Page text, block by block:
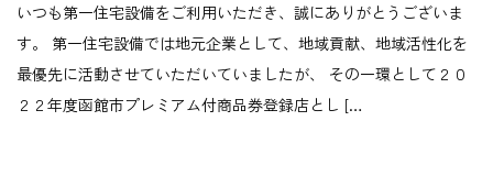
いつも第一住宅設備をご利用いただき、誠にありがとうございま
す。 第一住宅設備では地元企業として、地域貢献、地域活性化を
最優先に活動させていただいていましたが、 その一環として２０
２２年度函館市プレミアム付商品券登録店とし […